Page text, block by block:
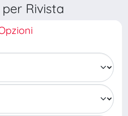
Rivista